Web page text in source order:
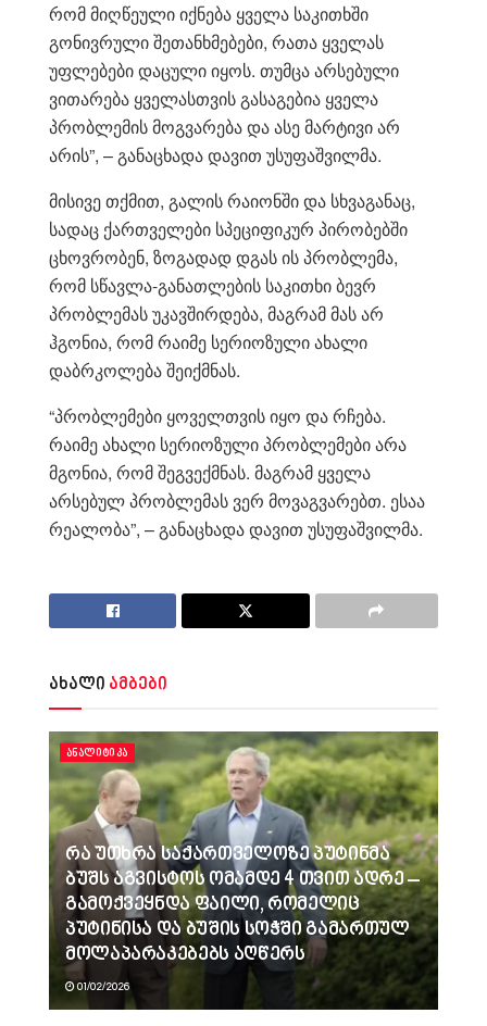
რომ მიღწეული იქნება ყველა საკითხში
გონივრული შეთანხმებები, რათა ყველას
უფლებები დაცული იყოს. თუმცა არსებული
ვითარება ყველასთვის გასაგებია ყველა
პრობლემის მოგვარება და ასე მარტივი არ
არის”, – განაცხადა დავით უსუფაშვილმა.
მისივე თქმით, გალის რაიონში და სხვაგანაც,
სადაც ქართველები სპეციფიკურ პირობებში
ცხოვრობენ, ზოგადად დგას ის პრობლემა,
რომ სწავლა-განათლების საკითხი ბევრ
პრობლემას უკავშირდება, მაგრამ მას არ
ჰგონია, რომ რაიმე სერიოზული ახალი
დაბრკოლება შეიქმნას.
“პრობლემები ყოველთვის იყო და რჩება.
რაიმე ახალი სერიოზული პრობლემები არა
მგონია, რომ შეგვექმნას. მაგრამ ყველა
არსებულ პრობლემას ვერ მოვაგვარებთ. ესაა
რეალობა”, – განაცხადა დავით უსუფაშვილმა.
ახალი ამბები
ᲐᲜᲐᲚᲘᲢᲘᲙᲐ
რა უთხრა საქართველოზე პუტინმა
ბუშს აგვისტოს ომამდე 4 თვით ადრე –
გამოქვეყნდა ფაილი, რომელიც
პუტინისა და ბუშის სოჭში გამართულ
მოლაპარაკებებს აღწერს
01/02/2026